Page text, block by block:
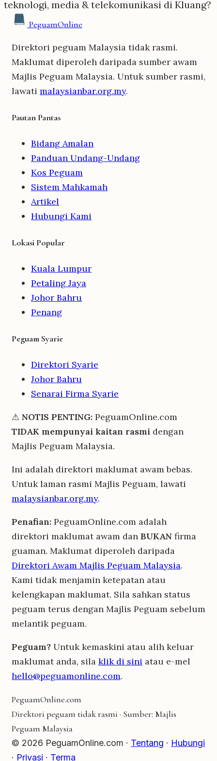
teknologi, media & telekomunikasi di Kluang?
PeguamOnline
Direktori peguam Malaysia tidak rasmi.
Maklumat diperoleh daripada sumber awam
Majlis Peguam Malaysia. Untuk sumber rasmi,
lawati malaysianbar.org.my.
Pautan Pantas
Bidang Amalan
Panduan Undang-Undang
Kos Peguam
Sistem Mahkamah
Artikel
Hubungi Kami
Lokasi Popular
Kuala Lumpur
Petaling Jaya
Johor Bahru
Penang
Peguam Syarie
Direktori Syarie
Johor Bahru
Senarai Firma Syarie
⚠ NOTIS PENTING: PeguamOnline.com
TIDAK mempunyai kaitan rasmi dengan
Majlis Peguam Malaysia.
Ini adalah direktori maklumat awam bebas.
Untuk laman rasmi Majlis Peguam, lawati
malaysianbar.org.my.
Penafian: PeguamOnline.com adalah
direktori maklumat awam dan BUKAN firma
guaman. Maklumat diperoleh daripada
Direktori Awam Majlis Peguam Malaysia.
Kami tidak menjamin ketepatan atau
kelengkapan maklumat. Sila sahkan status
peguam terus dengan Majlis Peguam sebelum
melantik peguam.
Peguam? Untuk kemaskini atau alih keluar
maklumat anda, sila klik di sini atau e-mel
hello@peguamonline.com.
PeguamOnline.com
Direktori peguam tidak rasmi · Sumber: Majlis
Peguam Malaysia
© 2026 PeguamOnline.com · Tentang · Hubungi
· Privasi · Terma